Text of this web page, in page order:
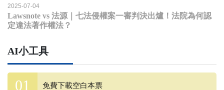
2025-07-04
Lawsnote vs 法源｜七法侵權案一審判決出爐！法院為何認
定違法著作權法？
AI小工具
免費下載空白本票